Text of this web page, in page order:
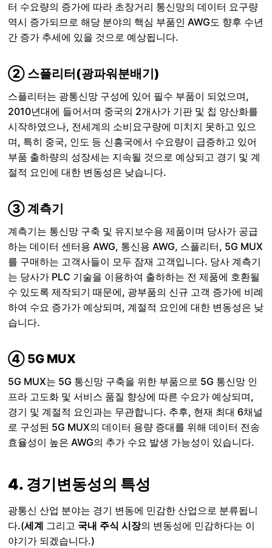
터 수요량의 증가에 따라 초장거리 통신망의 데이터 요구량
역시 증가되므로 해당 분야의 핵심 부품인 AWG도 향후 수년
간 증가 추세에 있을 것으로 예상됩니다.
② 스플리터(광파워분배기)
스플리터는 광통신망 구성에 있어 필수 부품이 되었으며,
2010년대에 들어서며 중국의 2개사가 기판 및 칩 양산화를
시작하였으나, 전세계의 소비요구량에 미치지 못하고 있으
며, 특히 중국, 인도 등 신흥국에서 수요량이 급증하고 있어
부품 출하량의 성장세는 지속될 것으로 예상되고 경기 및 계
절적 요인에 대한 변동성은 낮습니다.
③ 계측기
계측기는 통신망 구축 및 유지보수용 제품이며 당사가 공급
하는 데이터 센터용 AWG, 통신용 AWG, 스플리터, 5G MUX
를 구매하는 고객사들이 모두 잠재 고객입니다. 당사 계측기
는 당사가 PLC 기술을 이용하여 출하하는 전 제품에 호환될
수 있도록 제작되기 때문에, 광부품의 신규 고객 증가에 비례
하여 수요 증가가 예상되며, 계절적 요인에 대한 변동성은 낮
습니다.
④ 5G MUX
5G MUX는 5G 통신망 구축을 위한 부품으로 5G 통신망 인
프라 고도화 및 서비스 품질 향상에 따른 수요가 예상되며,
경기 및 계절적 요인과는 무관합니다. 추후, 현재 최대 6채널
로 구성된 5G MUX의 데이터 용량 증대를 위해 데이터 전송
효율성이 높은 AWG의 추가 수요 발생 가능성이 있습니다.
4. 경기변동성의 특성
광통신 산업 분야는 경기 변동에 민감한 산업으로 분류됩니
다.(세계 그리고 국내 주식 시장의 변동성에 민감하다는 이
야기가 되겠습니다.)